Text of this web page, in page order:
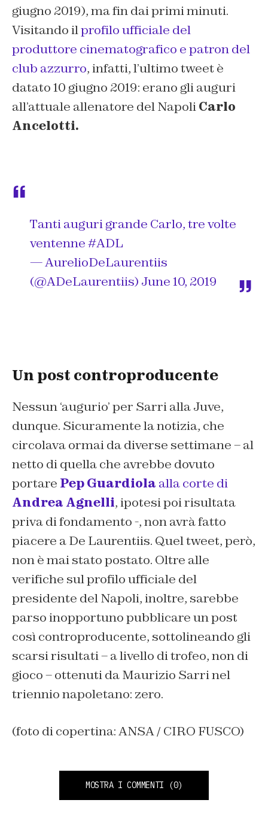
giugno 2019), ma fin dai primi minuti.
Visitando ilprofilo ufficiale del
produttore cinematografico e patron del
club azzurro, infatti, l’ultimo tweet è
datato 10 giugno 2019: erano gli auguri
all’attuale allenatore del NapoliCarlo
Ancelotti.
Tanti auguri grande Carlo, tre volte
ventenne#ADL
— AurelioDeLaurentiis
(@ADeLaurentiis) June 10, 2019
Un post controproducente
Nessun ‘augurio’ per Sarri alla Juve,
dunque. Sicuramente la notizia, che
circolava ormai da diverse settimane – al
netto di quella che avrebbe dovuto
portare Pep Guardiola alla corte di
Andrea Agnelli, ipotesi poi risultata
priva di fondamento -, non avrà fatto
piacere a De Laurentiis. Quel tweet, però,
non è mai stato postato. Oltre alle
verifiche sul profilo ufficiale del
presidente del Napoli, inoltre, sarebbe
parso inopportuno pubblicare un post
così controproducente, sottolineando gli
scarsi risultati – a livello di trofeo, non di
gioco – ottenuti da Maurizio Sarri nel
triennio napoletano: zero.
(foto di copertina: ANSA / CIRO FUSCO)
MOSTRA I COMMENTI (0)